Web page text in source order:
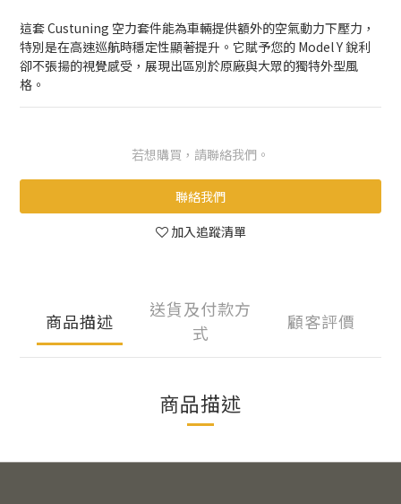
這套 Custuning 空力套件能為車輛提供額外的空氣動力下壓力，
特別是在高速巡航時穩定性顯著提升。它賦予您的 Model Y 銳利
卻不張揚的視覺感受，展現出區別於原廠與大眾的獨特外型風
格。
若想購買，請聯絡我們。
聯絡我們
加入追蹤清單
商品描述
送貨及付款方
式
顧客評價
商品描述